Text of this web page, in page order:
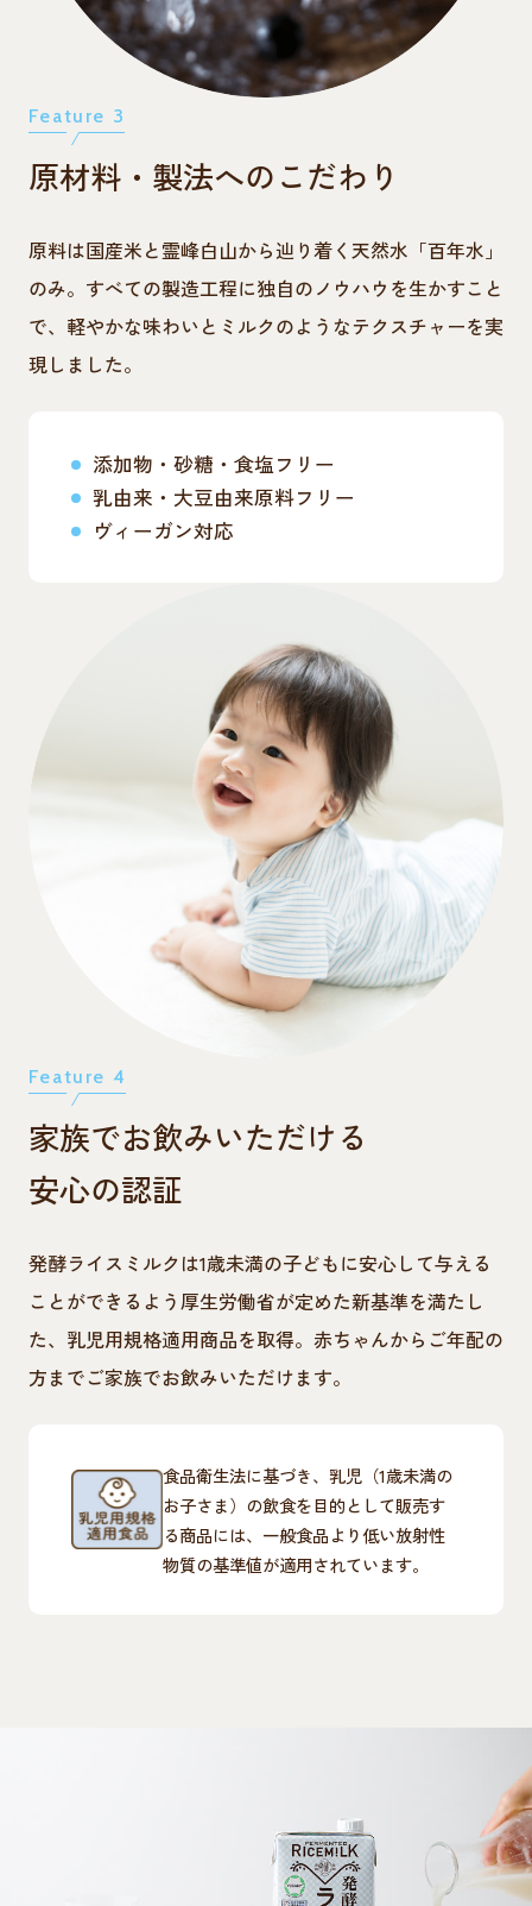
Feature 3
原材料・製法へのこだわり
原料は国産米と霊峰白山から辿り着く天然水「百年水」
のみ。すべての製造工程に独自のノウハウを生かすこと
で、軽やかな味わいとミルクのようなテクスチャーを実
現しました。
添加物・砂糖・食塩フリー
乳由来・大豆由来原料フリー
ヴィーガン対応
Feature 4
家族でお飲みいただける
安心の認証
発酵ライスミルクは1歳未満の子どもに安心して与える
ことができるよう厚生労働省が定めた新基準を満たし
た、乳児用規格適用商品を取得。赤ちゃんからご年配の
方までご家族でお飲みいただけます。
食品衛生法に基づき、乳児（1歳未満の
お子さま）の飲食を目的として販売す
る商品には、一般食品より低い放射性
物質の基準値が適用されています。